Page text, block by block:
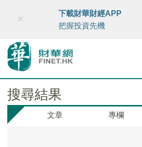
財華智庫網 FINTV FINMETA
×
下載財華財經APP
把握投資先機
搜尋結果
文章 專欄